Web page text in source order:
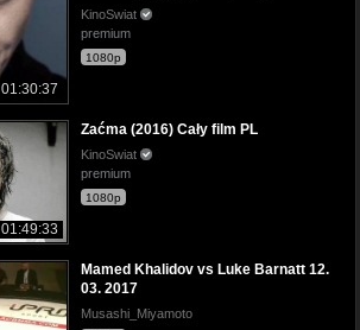
01:30:37
KinoSwiat
premium
1080p
01:49:33
Zaćma (2016) Cały film PL
KinoSwiat
premium
1080p
Mamed Khalidov vs Luke Barnatt 12.
03. 2017
Musashi_Miyamoto